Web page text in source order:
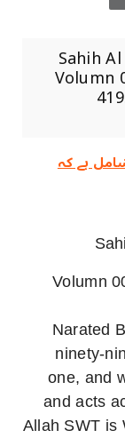
Sahih
Volumn
ہے کہ
Volumn
Narated
ninety-
one, and
and acts
Allah SWT is